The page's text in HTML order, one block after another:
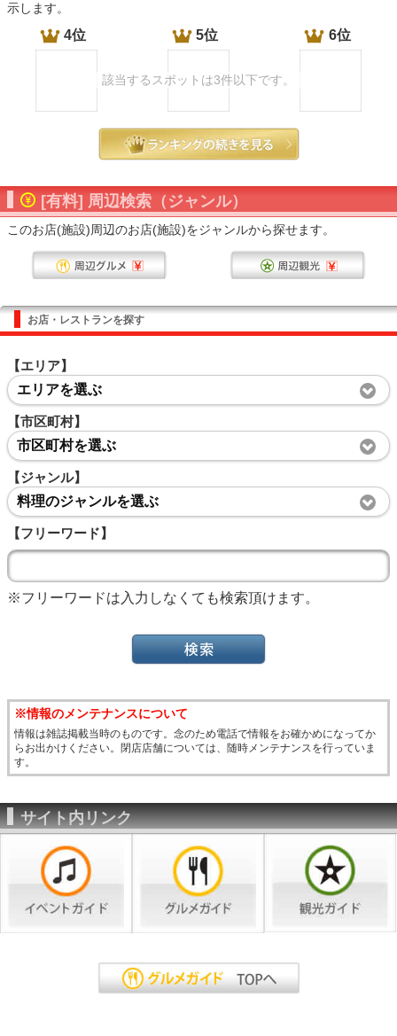
示します。
4位 5位 6位
該当するスポットは3件以下です。
[有料] 周辺検索（ジャンル）
このお店(施設)周辺のお店(施設)をジャンルから探せます。
お店・レストランを探す
【エリア】
エリアを選ぶ
【市区町村】
市区町村を選ぶ
【ジャンル】
料理のジャンルを選ぶ
【フリーワード】
※フリーワードは入力しなくても検索頂けます。
※情報のメンテナンスについて
情報は雑誌掲載当時のものです。念のため電話で情報をお確かめになってか
らお出かけください。閉店店舗については、随時メンテナンスを行っていま
す。
サイト内リンク